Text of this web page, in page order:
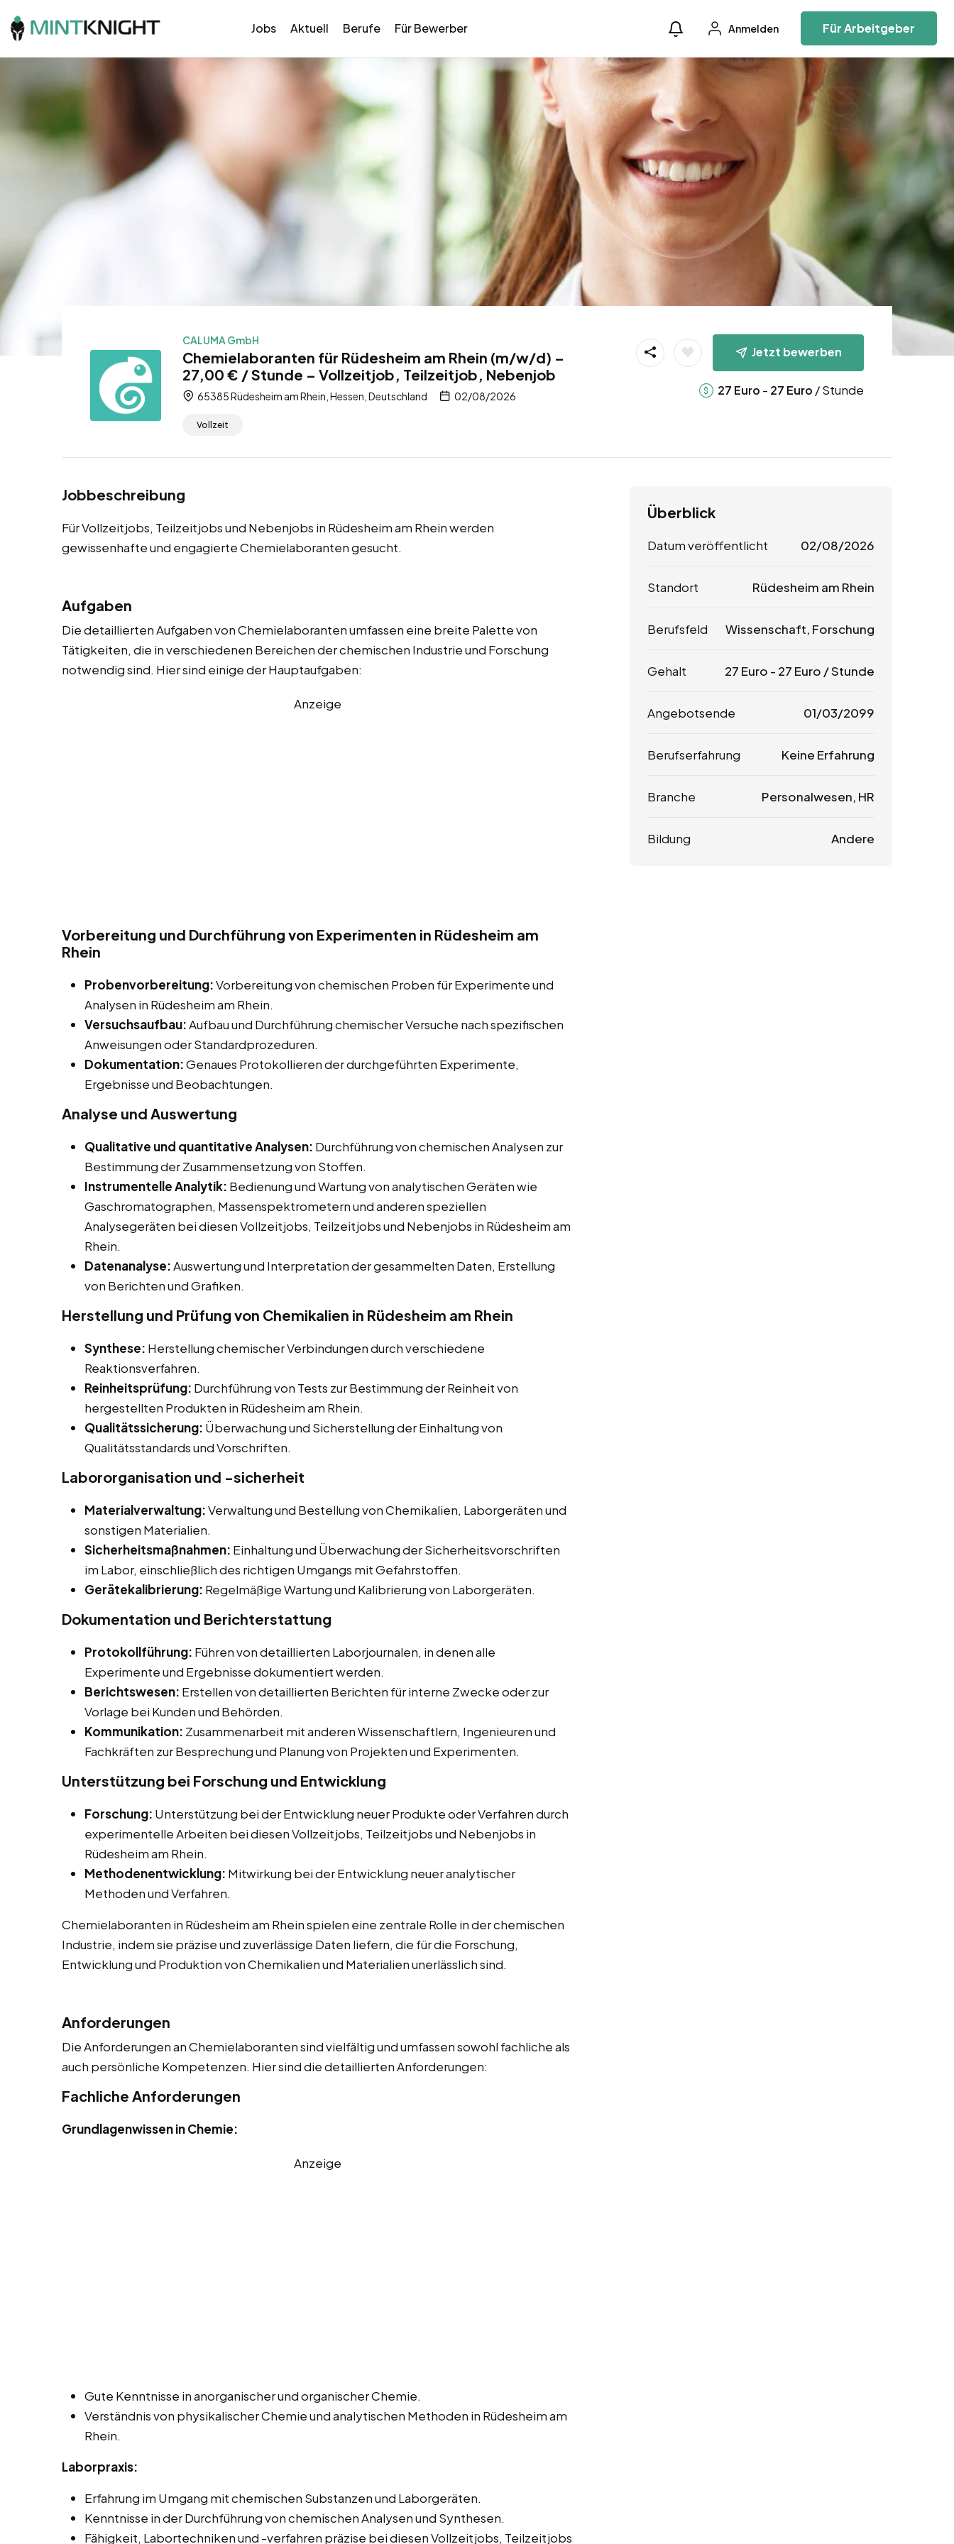
Jobs Aktuell Berufe Für Bewerber Anmelden Für Arbeitgeber
CALUMA GmbH
Chemielaboranten für Rüdesheim am Rhein (m/w/d) –
27,00 € / Stunde – Vollzeitjob, Teilzeitjob, Nebenjob
65385 Rüdesheim am Rhein, Hessen, Deutschland 02/08/2026
Vollzeit
Jetzt bewerben
27 Euro - 27 Euro / Stunde
Jobbeschreibung
Für Vollzeitjobs, Teilzeitjobs und Nebenjobs in Rüdesheim am Rhein werden
gewissenhafte und engagierte Chemielaboranten gesucht.
Aufgaben
Die detaillierten Aufgaben von Chemielaboranten umfassen eine breite Palette von
Tätigkeiten, die in verschiedenen Bereichen der chemischen Industrie und Forschung
notwendig sind. Hier sind einige der Hauptaufgaben:
Anzeige
Vorbereitung und Durchführung von Experimenten in Rüdesheim am
Rhein
Probenvorbereitung:Vorbereitung von chemischen Proben für Experimente und
Analysen in Rüdesheim am Rhein.
Versuchsaufbau:Aufbau und Durchführung chemischer Versuche nach spezifischen
Anweisungen oder Standardprozeduren.
Dokumentation:Genaues Protokollieren der durchgeführten Experimente,
Ergebnisse und Beobachtungen.
Analyse und Auswertung
Qualitative und quantitative Analysen: Durchführung von chemischen Analysen zur
Bestimmung der Zusammensetzung von Stoffen.
Instrumentelle Analytik: Bedienung und Wartung von analytischen Geräten wie
Gaschromatographen, Massenspektrometern und anderen speziellen
Analysegeräten bei diesen Vollzeitjobs, Teilzeitjobs und Nebenjobs in Rüdesheim am
Rhein.
Datenanalyse:Auswertung und Interpretation der gesammelten Daten, Erstellung
von Berichten und Grafiken.
Herstellung und Prüfung von Chemikalien in Rüdesheim am Rhein
Synthese: Herstellung chemischer Verbindungen durch verschiedene
Reaktionsverfahren.
Reinheitsprüfung: Durchführung von Tests zur Bestimmung der Reinheit von
hergestellten Produkten in Rüdesheim am Rhein.
Qualitätssicherung: Überwachung und Sicherstellung der Einhaltung von
Qualitätsstandards und Vorschriften.
Labororganisation und -sicherheit
Materialverwaltung:Verwaltung und Bestellung von Chemikalien, Laborgeräten und
sonstigen Materialien.
Sicherheitsmaßnahmen: Einhaltung und Überwachung der Sicherheitsvorschriften
im Labor, einschließlich des richtigen Umgangs mit Gefahrstoffen.
Gerätekalibrierung: Regelmäßige Wartung und Kalibrierung von Laborgeräten.
Dokumentation und Berichterstattung
Protokollführung: Führen von detaillierten Laborjournalen, in denen alle
Experimente und Ergebnisse dokumentiert werden.
Berichtswesen: Erstellen von detaillierten Berichten für interne Zwecke oder zur
Vorlage bei Kunden und Behörden.
Kommunikation: Zusammenarbeit mit anderen Wissenschaftlern, Ingenieuren und
Fachkräften zur Besprechung und Planung von Projekten und Experimenten.
Unterstützung bei Forschung und Entwicklung
Forschung: Unterstützung bei der Entwicklung neuer Produkte oder Verfahren durch
experimentelle Arbeiten bei diesen Vollzeitjobs, Teilzeitjobs und Nebenjobs in
Rüdesheim am Rhein.
Methodenentwicklung: Mitwirkung bei der Entwicklung neuer analytischer
Methoden und Verfahren.
Chemielaboranten in Rüdesheim am Rhein spielen eine zentrale Rolle in der chemischen
Industrie, indem sie präzise und zuverlässige Daten liefern, die für die Forschung,
Entwicklung und Produktion von Chemikalien und Materialien unerlässlich sind.
Anforderungen
Die Anforderungen an Chemielaboranten sind vielfältig und umfassen sowohl fachliche als
auch persönliche Kompetenzen. Hier sind die detaillierten Anforderungen:
Fachliche Anforderungen
Grundlagenwissen in Chemie:
Anzeige
Gute Kenntnisse in anorganischer und organischer Chemie.
Verständnis von physikalischer Chemie und analytischen Methoden in Rüdesheim am
Rhein.
Laborpraxis:
Erfahrung im Umgang mit chemischen Substanzen und Laborgeräten.
Kenntnisse in der Durchführung von chemischen Analysen und Synthesen.
Fähigkeit, Labortechniken und -verfahren präzise bei diesen Vollzeitjobs, Teilzeitjobs
Überblick
Datum veröffentlicht 02/08/2026
Standort Rüdesheim am Rhein
Berufsfeld Wissenschaft, Forschung
Gehalt 27 Euro - 27 Euro / Stunde
Angebotsende 01/03/2099
Berufserfahrung Keine Erfahrung
Branche Personalwesen, HR
Bildung Andere